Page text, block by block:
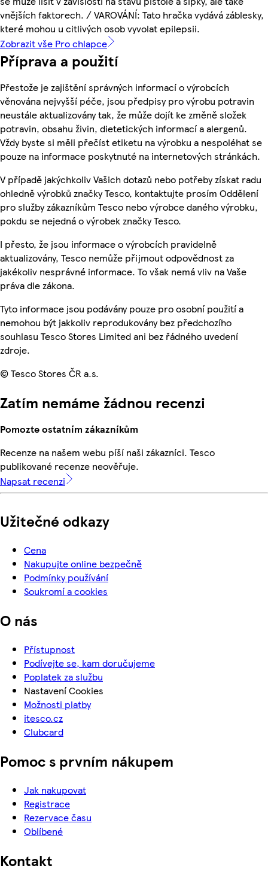
vnějších faktorech. / VAROVÁNÍ: Tato hračka vydává záblesky,
které mohou u citlivých osob vyvolat epilepsii.
Zobrazit vše Pro chlapce
Příprava a použití
Přestože je zajištění správných informací o výrobcích
věnována nejvyšší péče, jsou předpisy pro výrobu potravin
neustále aktualizovány tak, že může dojít ke změně složek
potravin, obsahu živin, dietetických informací a alergenů.
Vždy byste si měli přečíst etiketu na výrobku a nespoléhat se
pouze na informace poskytnuté na internetových stránkách.
V případě jakýchkoliv Vašich dotazů nebo potřeby získat radu
ohledně výrobků značky Tesco, kontaktujte prosím Oddělení
pro služby zákazníkům Tesco nebo výrobce daného výrobku,
pokdu se nejedná o výrobek značky Tesco.
I přesto, že jsou informace o výrobcích pravidelně
aktualizovány, Tesco nemůže přijmout odpovědnost za
jakékoliv nesprávné informace. To však nemá vliv na Vaše
práva dle zákona.
Tyto informace jsou podávány pouze pro osobní použití a
nemohou být jakkoliv reprodukovány bez předchozího
souhlasu Tesco Stores Limited ani bez řádného uvedení
zdroje.
© Tesco Stores ČR a.s.
Zatím nemáme žádnou recenzi
Pomozte ostatním zákazníkům
Recenze na našem webu píší naši zákazníci. Tesco
publikované recenze neověřuje.
Napsat recenzi
Užitečné odkazy
Cena
Nakupujte online bezpečně
Podmínky používání
Soukromí a cookies
O nás
Přístupnost
Podívejte se, kam doručujeme
Poplatek za službu
Nastavení Cookies
Možnosti platby
itesco.cz
Clubcard
Pomoc s prvním nákupem
Jak nakupovat
Registrace
Rezervace času
Oblíbené
Kontakt